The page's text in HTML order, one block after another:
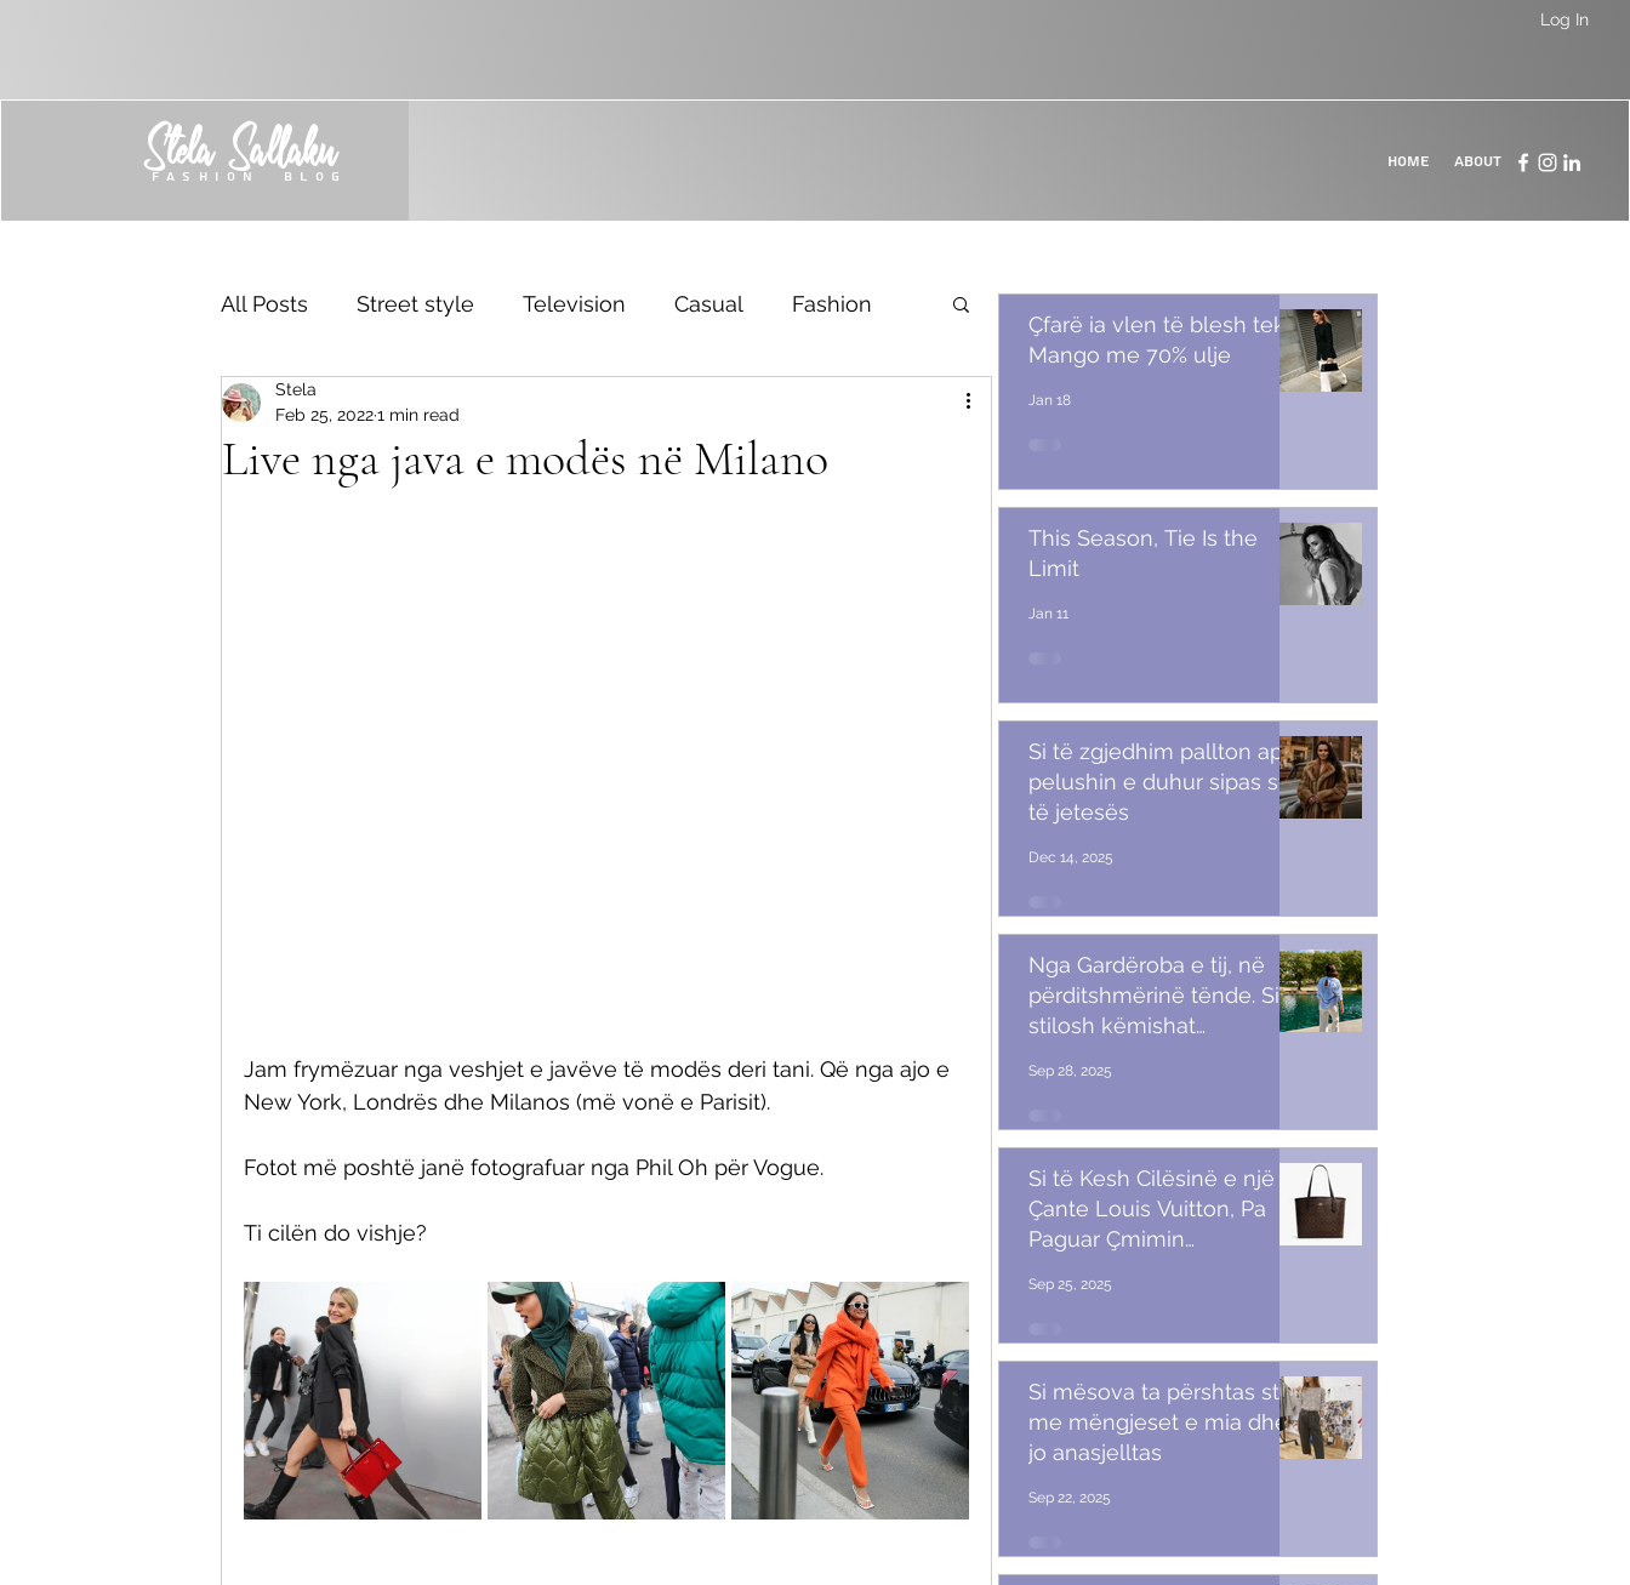
Log In
Stela Sallaku
FASHION BLOG
Home About
All Posts Street style Television Casual Fashion
Trend
Live nga java e modës në Milano
Stela
Feb 25, 20221 min read
Jam frymëzuar nga veshjet e javëve të modës deri tani. Që nga ajo e
New York, Londrës dhe Milanos (më vonë e Parisit).
Fotot më poshtë janë fotografuar nga Phil Oh për Vogue.
Ti cilën do vishje?
Çfarë ia vlen të blesh tek
Mango me 70% ulje
Jan 18
This Season, Tie Is the
Limit
Jan 11
Si të zgjedhim pallton apo
pelushin e duhur sipas stilit
të jetesës
Dec 14, 2025
Nga Gardëroba e tij, në
përditshmërinë tënde. Si t’i
stilosh këmishat
Sep 28, 2025
Si të Kesh Cilësinë e një
Çante Louis Vuitton, Pa
Paguar Çmimin
Sep 25, 2025
Si mësova ta përshtas stilin
me mëngjeset e mia dhe
jo anasjelltas
Sep 22, 2025